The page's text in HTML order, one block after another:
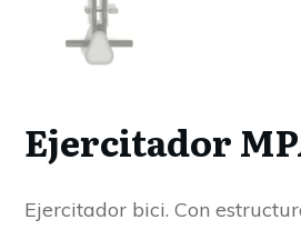
Ejercitador
Ejercitador bici. Con